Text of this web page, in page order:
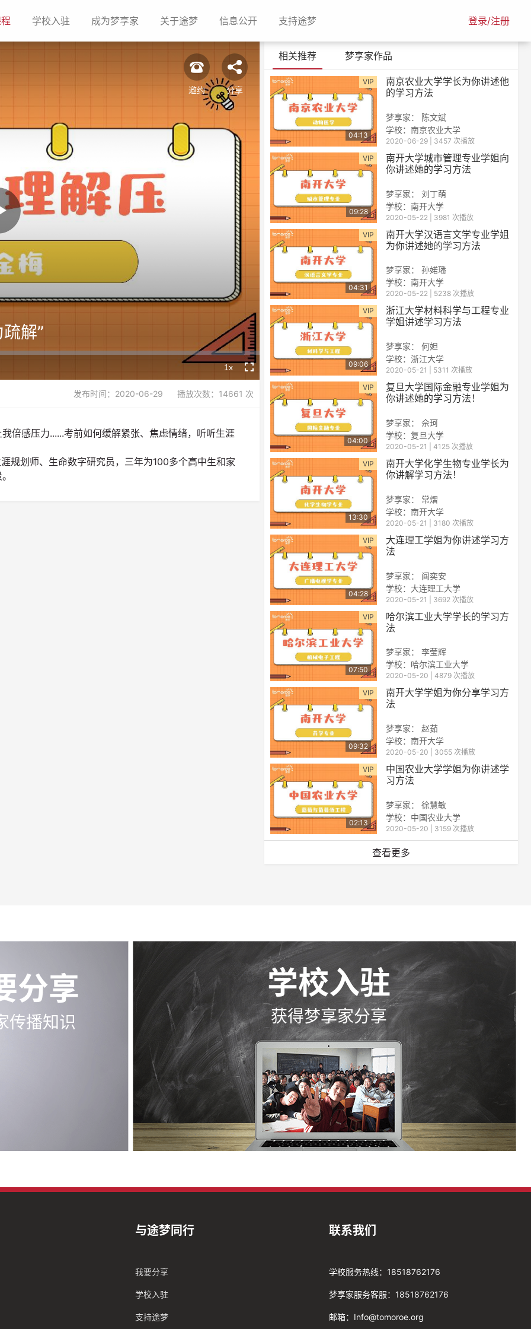
(current)学校入驻(current)成为梦享家(current)关于途梦(current)信息公开(current)支持途梦(current) 登录/注册
Playback
Rate
1x Fullscreen
解”
邀约 分享
发布时间：2020-06-29 播放次数：14661 次
倍感压力......考前如何缓解紧张、焦虑情绪，听听生涯
规划师、生命数字研究员，三年为100多个高中生和家
相关推荐 梦享家作品
VIP
04:13
南京农业大学学长为你讲述他
的学习方法
梦享家： 陈文斌
学校：南京农业大学
2020-06-29 | 3457 次播放
VIP
09:28
南开大学城市管理专业学姐向
你讲述她的学习方法
梦享家： 刘丁萌
学校：南开大学
2020-05-22 | 3981 次播放
VIP
04:31
南开大学汉语言文学专业学姐
为你讲述她的学习方法
梦享家： 孙婼璠
学校：南开大学
2020-05-22 | 5238 次播放
VIP
09:06
浙江大学材料科学与工程专业
学姐讲述学习方法
梦享家： 何妲
学校：浙江大学
2020-05-21 | 5311 次播放
VIP
04:00
复旦大学国际金融专业学姐为
你讲述她的学习方法！
梦享家： 佘珂
学校：复旦大学
2020-05-21 | 4125 次播放
VIP
13:30
南开大学化学生物专业学长为
你讲解学习方法！
梦享家： 常熠
学校：南开大学
2020-05-21 | 3180 次播放
VIP
04:28
大连理工学姐为你讲述学习方
法
梦享家： 阎奕安
学校：大连理工大学
2020-05-21 | 3692 次播放
VIP
07:50
哈尔滨工业大学学长的学习方
法
梦享家： 李莹辉
学校：哈尔滨工业大学
2020-05-20 | 4879 次播放
VIP
09:32
南开大学学姐为你分享学习方
法
梦享家： 赵茹
学校：南开大学
2020-05-20 | 3055 次播放
VIP
02:13
中国农业大学学姐为你讲述学
习方法
梦享家： 徐慧敏
学校：中国农业大学
2020-05-20 | 3159 次播放
查看更多
分享
传播知识
学校入驻
获得梦享家分享
与途梦同行
我要分享
学校入驻
支持途梦
联系我们
学校服务热线：18518762176
梦享家服务客服：18518762176
邮箱：Info@tomoroe.org